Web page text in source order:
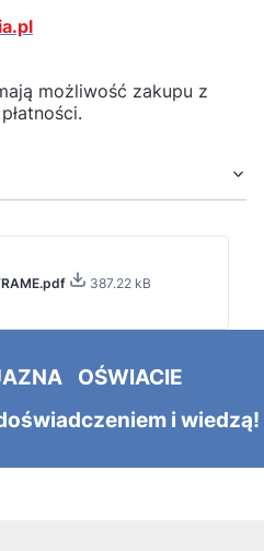
możliwość zakupu z
387.22 kB
OŚWIACIE
i wiedzą!